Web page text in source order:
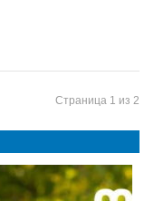
Страница 1 из 2